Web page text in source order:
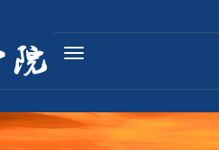
Toggle
navigation